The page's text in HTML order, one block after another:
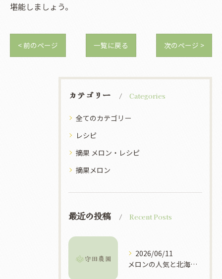
堪能しましょう。
< 前のページ 一覧に戻る 次のページ >
カテゴリー Categories
全てのカテゴリー
レシピ
摘果 メロン・レシピ
摘果メロン
最近の投稿 Recent Posts
2026/06/11
メロンの人気と北海道富良野市で選ぶべき理由や買い方ガイド